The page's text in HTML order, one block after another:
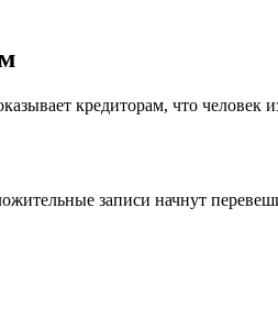
кредиторам, что
записи начнут